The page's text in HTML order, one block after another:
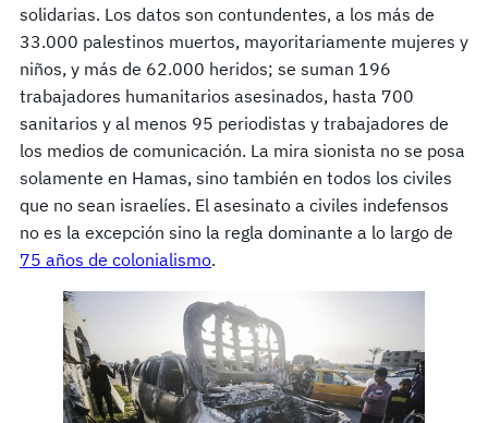
solidarias. Los datos son contundentes, a los más de
33.000 palestinos muertos, mayoritariamente mujeres y
niños, y más de 62.000 heridos; se suman 196
trabajadores humanitarios asesinados, hasta 700
sanitarios y al menos 95 periodistas y trabajadores de
los medios de comunicación. La mira sionista no se posa
solamente en Hamas, sino también en todos los civiles
que no sean israelíes. El asesinato a civiles indefensos
no es la excepción sino la regla dominante a lo largo de
75 años de colonialismo.